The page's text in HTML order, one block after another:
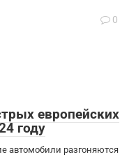
0
европейских
году
автомобили разгоняются